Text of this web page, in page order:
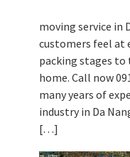
moving service in
customers feel at
packing stages to
home. Call now
many years of
industry in Da
[…]